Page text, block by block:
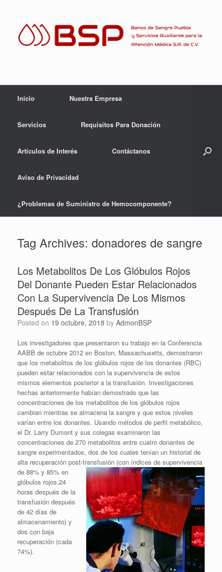
Inicio Nuestra Empresa
Servicios Requisitos Para Donación
Artículos de Interés Contáctanos
Aviso de Privacidad
¿Problemas de Suministro de Hemocomponente?
Tag Archives: donadores de sangre
Los Metabolitos De Los Glóbulos Rojos
Del Donante Pueden Estar Relacionados
Con La Supervivencia De Los Mismos
Después De La Transfusión
Posted on 19 octubre, 2018 by AdmonBSP
Los investigadores que presentaron su trabajo en la Conferencia
AABB de octubre 2012 en Boston, Massachusetts, demostraron
que los metabolitos de los glóbulos rojos de los donantes (RBC)
pueden estar relacionados con la supervivencia de estos
mismos elementos posterior a la transfusión. Investigaciones
hechas anteriormente habían demostrado que las
concentraciones de los metabolitos de los glóbulos rojos
cambian mientras se almacena la sangre y que estos niveles
varían entre los donantes. Usando métodos de perfil metabólico,
el Dr. Larry Dumont y sus colegas examinaron las
concentraciones de 270 metabolitos entre cuatro donantes de
sangre experimentados, dos de los cuales tenían un historial de
alta recuperación post-transfusión (con índices de supervivencia
de 88% y 85% en
glóbulos rojos,24
horas después de la
transfusión después
de 42 días de
almacenamiento) y
dos con baja
recuperación (cada
74%).